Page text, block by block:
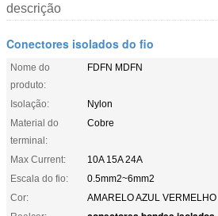
descrição
Conectores isolados do fio
Nome do
produto:
FDFN MDFN
Isolação:
Nylon
Material do
terminal:
Cobre
Max Current:
10A 15A 24A
Escala do fio:
0.5mm2~6mm2
Cor:
AMARELO AZUL VERMELHO